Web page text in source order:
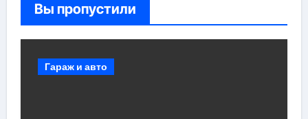
Вы пропустили
Гараж и авто